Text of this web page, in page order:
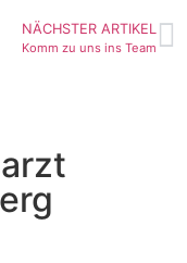
NÄCHSTER ARTIKEL
Komm zu uns ins Team